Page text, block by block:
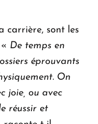
carrière, sont les
De temps en
éprouvants
On
joie, ou avec
réussir et